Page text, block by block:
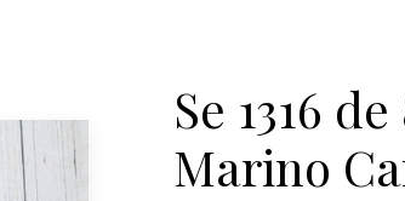
Se 1316
Marino